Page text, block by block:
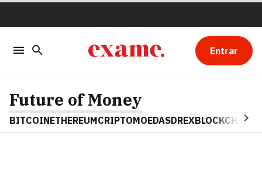
Entrar
Future of Money
BITCOINETHEREUMCRIPTOMOEDASDREXBLOCKCHAIN